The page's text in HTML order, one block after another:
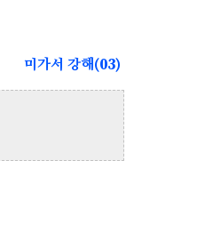
미가서 강해(03)